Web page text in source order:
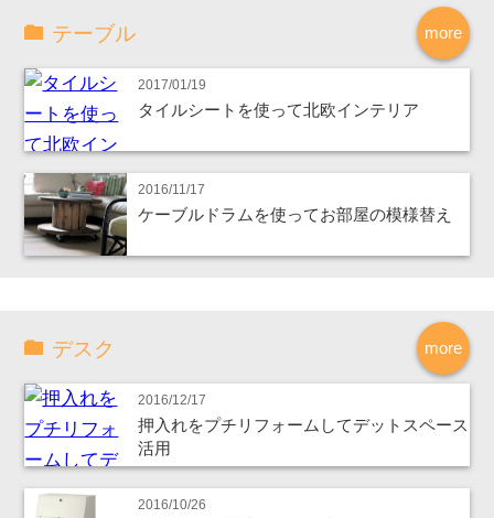
more
テーブル
2017/01/19
タイルシートを使って北欧インテリア
2016/11/17
ケーブルドラムを使ってお部屋の模様替え
more
デスク
2016/12/17
押入れをプチリフォームしてデットスペース
活用
2016/10/26